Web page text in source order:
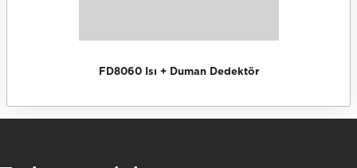
FD8060 Isı + Duman Dedektör